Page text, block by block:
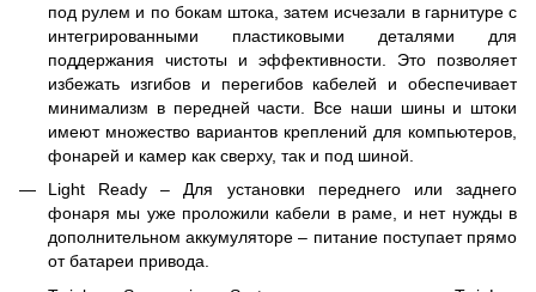
под рулем и по бокам штока, затем исчезали в гарнитуре с
интегрированными пластиковыми деталями для
поддержания чистоты и эффективности. Это позволяет
избежать изгибов и перегибов кабелей и обеспечивает
минимализм в передней части. Все наши шины и штоки
имеют множество вариантов креплений для компьютеров,
фонарей и камер как сверху, так и под шиной.
Light Ready – Для установки переднего или заднего
фонаря мы уже проложили кабели в раме, и нет нужды в
дополнительном аккумуляторе – питание поступает прямо
от батареи привода.